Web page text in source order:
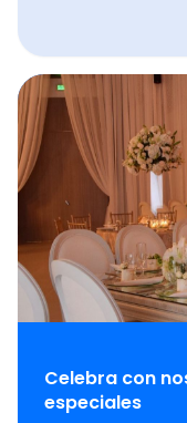
Celebra con
especiales